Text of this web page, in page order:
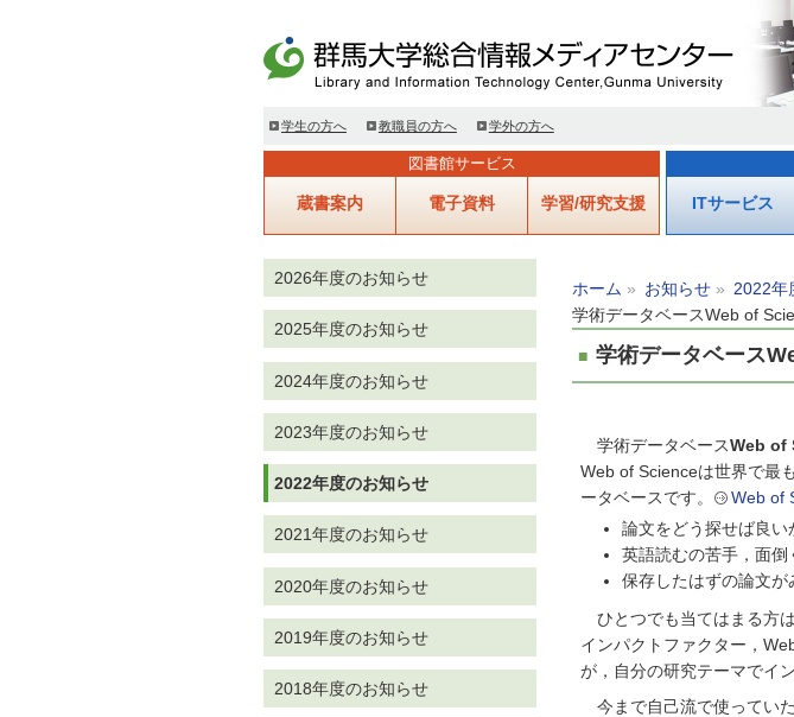
学生の方へ 教職員の方へ 学外の方へ
図書館サービス
蔵書案内 電子資料 学習/研究支援 ITサービス
ホーム お知らせ
2022年
学術データベースWeb of
学術データベース
学術データベースWeb of
Web of Scienceは世界で最
ータベースです。
Web of
論文をどう探せば良い
英語読むの苦手，面倒
保存したはずの論文が
ひとつでも当てはまる方
インパクトファクター，
が，自分の研究テーマでイ
今まで⾃⼰流で使ってい
2026年度のお知らせ
2025年度のお知らせ
2024年度のお知らせ
2023年度のお知らせ
2022年度のお知らせ
2021年度のお知らせ
2020年度のお知らせ
2019年度のお知らせ
2018年度のお知らせ